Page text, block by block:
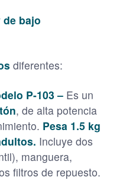
bajo
diferentes:
P-103 – Es un
, de alta potencia
Pesa 1.5 kg
Incluye dos
manguera,
filtros de repuesto.